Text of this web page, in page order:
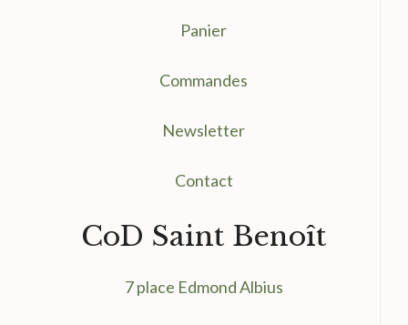
Panier
Commandes
Newsletter
Contact
CoD Saint Benoît
7 place Edmond Albius